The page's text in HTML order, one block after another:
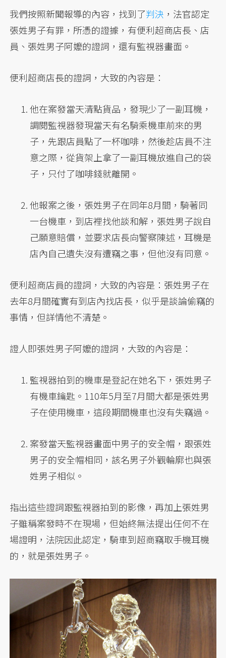
我們按照新聞報導的內容，找到了判決 ，法官認定
張姓男子有罪，所憑的證據，有便利超商店長、店
員、張姓男子阿嬤的證詞，還有監視器畫面。
便利超商店長的證詞，大致的內容是：
他在案發當天清點貨品，發現少了一副耳機，
調閱監視器發現當天有名騎乘機車前來的男
子，先跟店員點了一杯咖啡，然後趁店員不注
意之際，從貨架上拿了一副耳機放進自己的袋
子，只付了咖啡錢就離開。
他報案之後，張姓男子在同年8月間，騎著同
一台機車，到店裡找他談和解，張姓男子說自
己願意賠償，並要求店長向警察陳述，耳機是
店內自己遺失沒有遭竊之事，但他沒有同意。
便利超商店員的證詞，大致的內容是：張姓男子在
去年8月間確實有到店內找店長，似乎是談論偷竊的
事情，但詳情他不清楚。
證人即張姓男子阿嬤的證詞，大致的內容是：
監視器拍到的機車是登記在她名下，張姓男子
有機車鑰匙。110年5月至7月間大都是張姓男
子在使用機車，這段期間機車也沒有失竊過。
案發當天監視器畫面中男子的安全帽，跟張姓
男子的安全帽相同，該名男子外觀輪廓也與張
姓男子相似。
指出這些證詞跟監視器拍到的影像，再加上張姓男
子雖稱案發時不在現場，但始終無法提出任何不在
場證明，法院因此認定，騎車到超商竊取手機耳機
的，就是張姓男子。